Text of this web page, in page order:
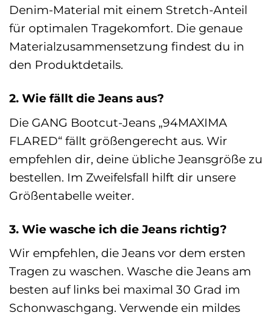
Denim-Material mit einem Stretch-Anteil
für optimalen Tragekomfort. Die genaue
Materialzusammensetzung findest du in
den Produktdetails.
2. Wie fällt die Jeans aus?
Die GANG Bootcut-Jeans „94MAXIMA
FLARED“ fällt größengerecht aus. Wir
empfehlen dir, deine übliche Jeansgröße zu
bestellen. Im Zweifelsfall hilft dir unsere
Größentabelle weiter.
3. Wie wasche ich die Jeans richtig?
Wir empfehlen, die Jeans vor dem ersten
Tragen zu waschen. Wasche die Jeans am
besten auf links bei maximal 30 Grad im
Schonwaschgang. Verwende ein mildes